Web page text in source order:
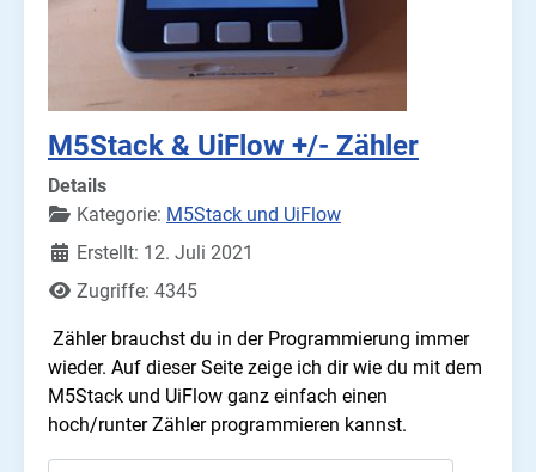
M5Stack & UiFlow +/- Zähler
Details
Kategorie: M5Stack und UiFlow
Erstellt: 12. Juli 2021
Zugriffe: 4345
Zähler brauchst du in der Programmierung immer
wieder. Auf dieser Seite zeige ich dir wie du mit dem
M5Stack und UiFlow ganz einfach einen
hoch/runter Zähler programmieren kannst.